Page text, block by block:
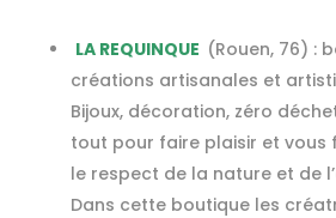
LA REQUINQUE (Rouen, 76) :
créations artisanales et
Bijoux, décoration, zéro
tout pour faire plaisir et vous
le respect de la nature et de
Dans cette boutique les